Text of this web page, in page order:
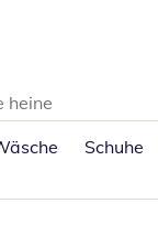
heine
Schuhe